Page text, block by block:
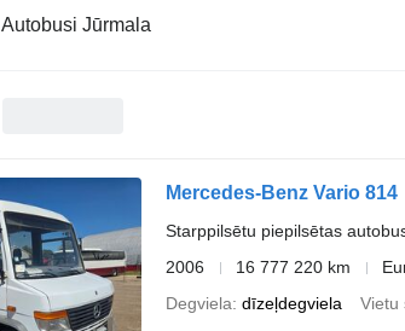
Autobusi Jūrmala
Mercedes-Benz Vario 814
Starppilsētu piepilsētas
2006
16 777 220 km
Degviela dīzeļdegviela Vietu